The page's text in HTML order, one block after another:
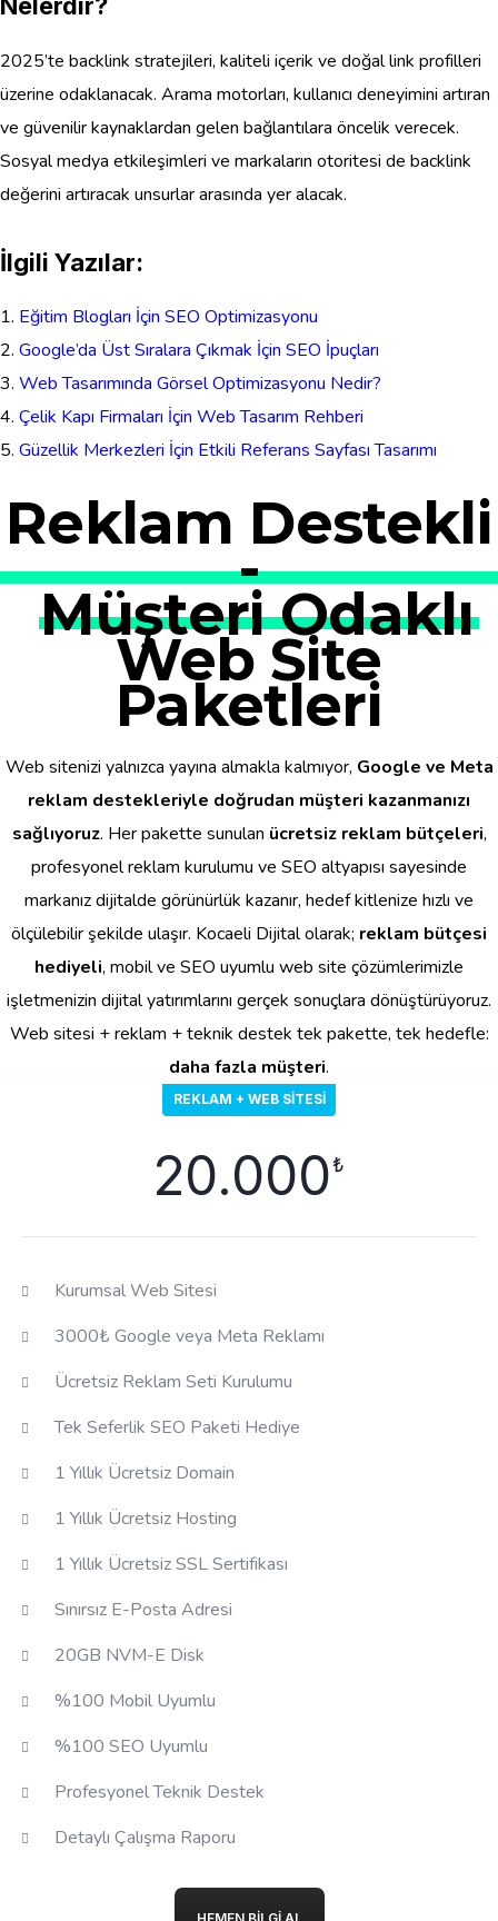
Nelerdir?
2025’te backlink stratejileri, kaliteli içerik ve doğal link profilleri
üzerine odaklanacak. Arama motorları, kullanıcı deneyimini artıran
ve güvenilir kaynaklardan gelen bağlantılara öncelik verecek.
Sosyal medya etkileşimleri ve markaların otoritesi de backlink
değerini artıracak unsurlar arasında yer alacak.
İlgili Yazılar:
Eğitim Blogları İçin SEO Optimizasyonu
Google’da Üst Sıralara Çıkmak İçin SEO İpuçları
Web Tasarımında Görsel Optimizasyonu Nedir?
Çelik Kapı Firmaları İçin Web Tasarım Rehberi
Güzellik Merkezleri İçin Etkili Referans Sayfası Tasarımı
Reklam Destekli
-
Müşteri Odaklı
Web Site
Paketleri
Web sitenizi yalnızca yayına almakla kalmıyor, Google ve Meta
reklam destekleriyle doğrudan müşteri kazanmanızı
sağlıyoruz. Her pakette sunulan ücretsiz reklam bütçeleri,
profesyonel reklam kurulumu ve SEO altyapısı sayesinde
markanız dijitalde görünürlük kazanır, hedef kitlenize hızlı ve
ölçülebilir şekilde ulaşır. Kocaeli Dijital olarak; reklam bütçesi
hediyeli, mobil ve SEO uyumlu web site çözümlerimizle
işletmenizin dijital yatırımlarını gerçek sonuçlara dönüştürüyoruz.
Web sitesi + reklam + teknik destek tek pakette, tek hedefle:
daha fazla müşteri.
REKLAM + WEB SITESI
20.000₺
Kurumsal Web Sitesi
3000₺ Google veya Meta Reklamı
Ücretsiz Reklam Seti Kurulumu
Tek Seferlik SEO Paketi Hediye
1 Yıllık Ücretsiz Domain
1 Yıllık Ücretsiz Hosting
1 Yıllık Ücretsiz SSL Sertifikası
Sınırsız E-Posta Adresi
20GB NVM-E Disk
%100 Mobil Uyumlu
%100 SEO Uyumlu
Profesyonel Teknik Destek
Detaylı Çalışma Raporu